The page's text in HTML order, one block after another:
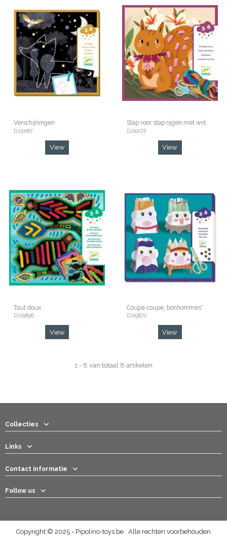
Verschijningen
DJ00087
View
Stap voor stap rijgen met wol
DJ00078
View
Tout doux
DJ09896
View
Coupe coupe, bonhommes*
DJ09870
View
1 - 8 van totaal 8 artikelen
Collecties
Links
Contact informatie
Follow us
Copyright © 2025 - Pipolino-toys.be Alle rechten voorbehouden